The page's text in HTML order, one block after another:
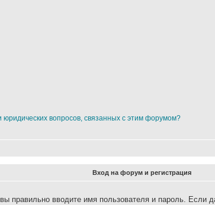
юридических вопросов, связанных с этим форумом?
Вход на форум и регистрация
правильно вводите имя пользователя и пароль.